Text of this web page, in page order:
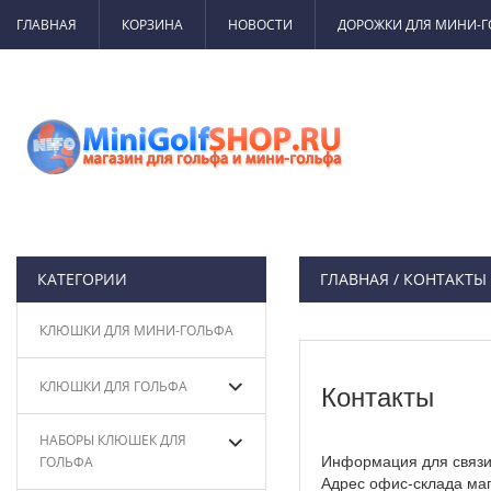
ГЛАВНАЯ КОРЗИНА НОВОСТИ ДОРОЖКИ ДЛЯ МИНИ-
КАТЕГОРИИ
КЛЮШКИ ДЛЯ МИНИ-ГОЛЬФА
КЛЮШКИ ДЛЯ ГОЛЬФА
НАБОРЫ КЛЮШЕК ДЛЯ
ГОЛЬФА
ГЛАВНАЯ / КОНТАКТЫ
Контакты
Информация для
Адрес офис-склада